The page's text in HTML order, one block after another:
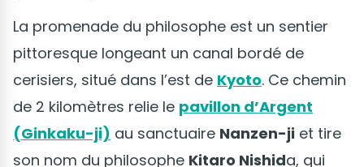
La promenade du philosophe est un sentier
pittoresque longeant un canal bordé de
cerisiers, situé dans l’est de Kyoto. Ce chemin
de 2 kilomètres relie le pavillon d’Argent
(Ginkaku-ji) au sanctuaire Nanzen-ji et tire
son nom du philosophe Kitaro Nishida, qui